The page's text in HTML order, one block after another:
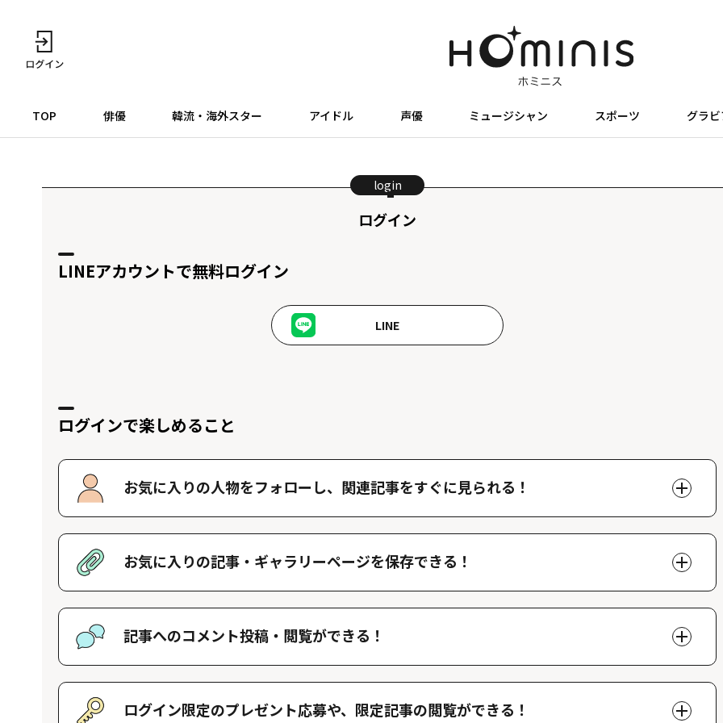
TOP 俳優 韓流・海外スター アイドル 声優 ミュージシャン スポーツ グラ
login
ログイン
LINEアカウントで無料ログイン
LINE
ログインで楽しめること
お気に入りの人物をフォローし、 関連記事をすぐに見られる！
好きな人物をフォローすることで、マイページで好きな人物の関連記事を閲覧することができま
す。好きな人物一覧はマイページで確認できます。
お気に入りの記事・ ギャラリーページを保存できる！
好きな記事やギャラリーページを保存し、マイページでいつでも閲覧することができます。
記事へのコメント投稿・ 閲覧ができる！
記事に対して応援や感想などのコメントができ、他のファンが投稿したコメントを読むことがで
きます。
ログイン限定のプレゼント応募や、 限定記事の閲覧ができる！